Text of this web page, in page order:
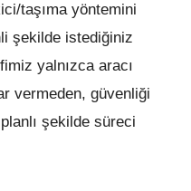
taşıma yöntemini
şekilde istediğiniz
yalnızca aracı
vermeden, güvenliği
şekilde süreci